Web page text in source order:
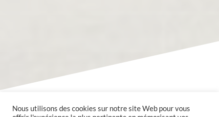
Nous utilisons des cookies sur notre site Web pour vous